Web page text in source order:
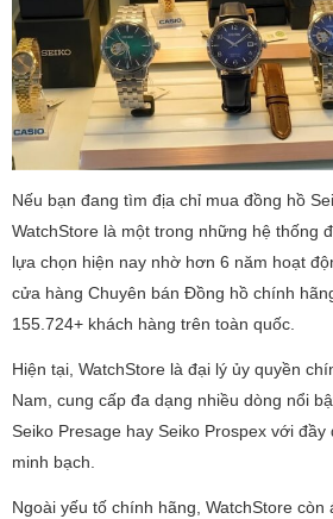
Nếu bạn đang tìm địa chỉ mua đồng hồ
WatchStore là một trong những hệ thống
lựa chọn hiện nay nhờ hơn 6 năm hoạt
cửa hàng Chuyên bán Đồng hồ chính
155.724+ khách hàng trên toàn quốc.
Hiện tại, WatchStore là đại lý ủy quyền
Nam, cung cấp đa dạng nhiều dòng nổi
Seiko Presage hay Seiko Prospex với
minh bạch.
Ngoài yếu tố chính hãng, WatchStore